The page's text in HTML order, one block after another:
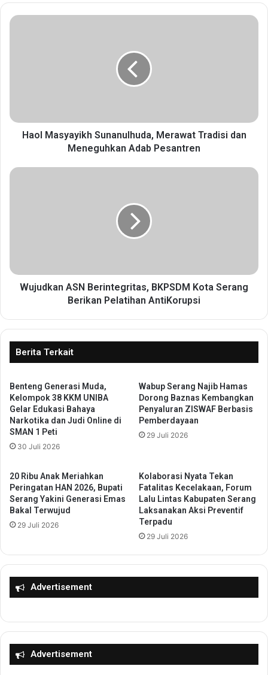
H
a
h
h
,
r
w
a
t
T
r
a
i
s
i
d
a
e
n
g
h
n
Haol Masyayikh Sunanulhuda, Merawat Tradisi dan
Meneguhkan Adab Pesantren
W
A
n
e
g
r
i
t
a
,
B
K
P
S
K
o
a
n
Wujudkan ASN Berintegritas, BKPSDM Kota Serang
Berikan Pelatihan AntiKorupsi
Berita Terkait
Benteng Generasi Muda,
Kelompok 38 KKM UNIBA
Gelar Edukasi Bahaya
Narkotika dan Judi Online di
SMAN 1 Peti
30 Juli 2026
Wabup Serang Najib Hamas
Dorong Baznas Kembangkan
Penyaluran ZISWAF Berbasis
Pemberdayaan
29 Juli 2026
20 Ribu Anak Meriahkan
Peringatan HAN 2026, Bupati
Serang Yakini Generasi Emas
Bakal Terwujud
29 Juli 2026
Kolaborasi Nyata Tekan
Fatalitas Kecelakaan, Forum
Lalu Lintas Kabupaten Serang
Laksanakan Aksi Preventif
Terpadu
29 Juli 2026
Advertisement
Advertisement